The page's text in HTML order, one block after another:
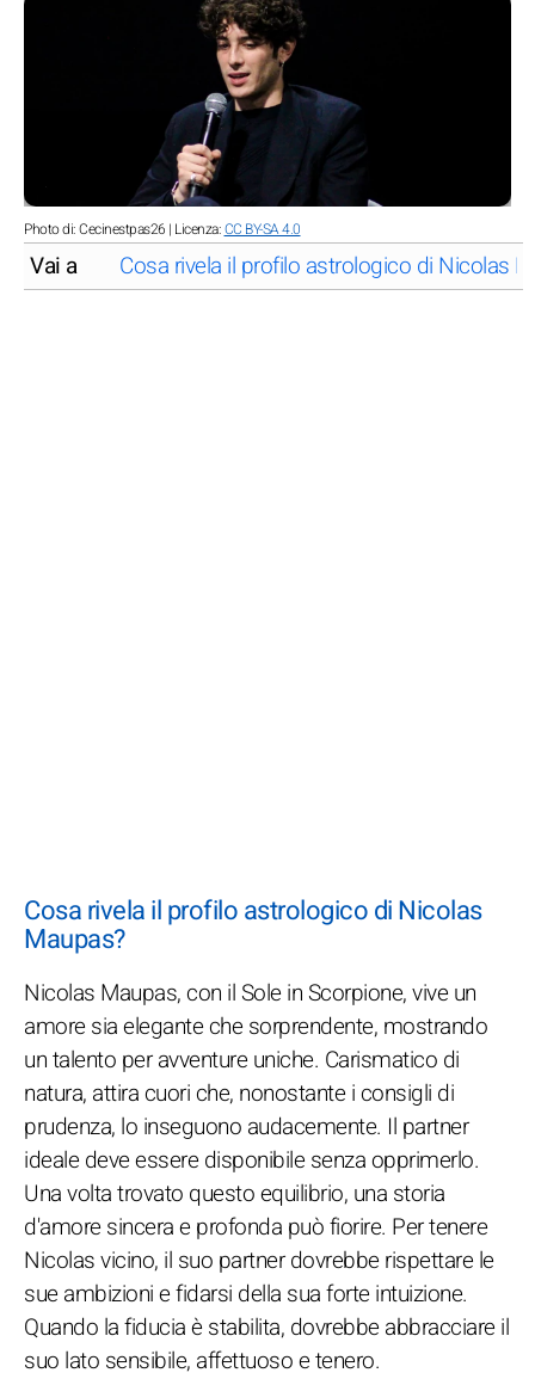
Photo di: Cecinestpas26 | Licenza:CC BY-SA 4.0
Vai a Cosa rivela il profilo astrologico di Nicolas
Cosa rivela il profilo astrologico di Nicolas
Maupas?
Nicolas Maupas, con il Sole in Scorpione, vive un
amore sia elegante che sorprendente, mostrando
un talento per avventure uniche. Carismatico di
natura, attira cuori che, nonostante i consigli di
prudenza, lo inseguono audacemente. Il partner
ideale deve essere disponibile senza opprimerlo.
Una volta trovato questo equilibrio, una storia
d'amore sincera e profonda può fiorire. Per tenere
Nicolas vicino, il suo partner dovrebbe rispettare le
sue ambizioni e fidarsi della sua forte intuizione.
Quando la fiducia è stabilita, dovrebbe abbracciare il
suo lato sensibile, affettuoso e tenero.